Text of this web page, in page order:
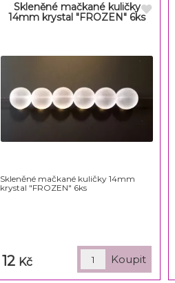
Skleněné mačkané kuličky
14mm krystal "FROZEN" 6ks
Skleněné mačkané kuličky 14mm
krystal "FROZEN" 6ks
12 Kč